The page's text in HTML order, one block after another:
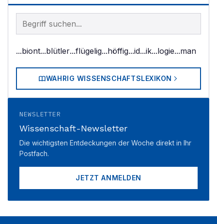
Begriff im Lexikon suchen
...biont...blütler...flügelig...höffig...id...ik...logie...man
WAHRIG WISSENSCHAFTSLEXIKON
NEWSLETTER
Wissenschaft-Newsletter
Die wichtigsten Entdeckungen der Woche direkt in Ihr
Postfach.
JETZT ANMELDEN